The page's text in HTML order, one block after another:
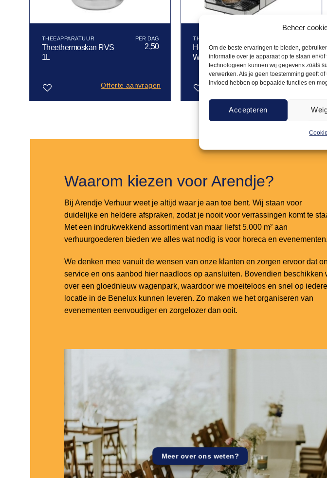
Beheer
Om de beste ervaringen te bieden,
informatie over je apparaat op te slaan en/
technologieën kunnen wij gegevens zoals
verwerken. Als je geen toestemming geeft
invloed hebben op bepaalde functies en
Accepteren
THEEAPPARATUUR
Theethermoskan RVS
1L
2,50
Offerte aanvragen
THEEAPPARATUUR
Heetwaterdispenser /
Waterkoker 2,7L
29,50
Offerte aanvragen
Waarom kiezen voor Arendje?
Bij Arendje Verhuur weet je altijd waar je aan toe bent. Wij staan voor
duidelijke en heldere afspraken, zodat je nooit voor verrassingen komt te
Met een indrukwekkend assortiment van maar liefst 5.000 m² aan
verhuurgoederen bieden we alles wat nodig is voor horeca en evenementen.
We denken mee vanuit de wensen van onze klanten en zorgen ervoor dat
service en ons aanbod hier naadloos op aansluiten. Bovendien beschikken
over een gloednieuw wagenpark, waardoor we moeiteloos en snel op iedere
locatie in de Benelux kunnen leveren. Zo maken we het organiseren van
evenementen eenvoudiger en zorgelozer dan ooit.
Meer over ons weten?